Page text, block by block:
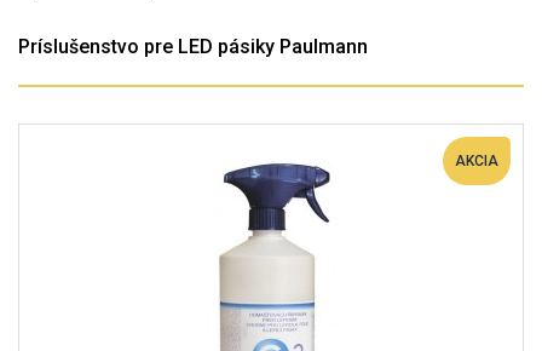
Príslušenstvo pre LED pásiky Paulmann
AKCIA